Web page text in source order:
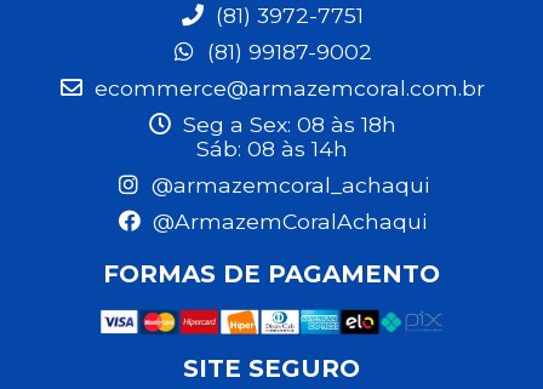
(81) 3972-7751
(81) 99187-9002
ecommerce@armazemcoral.com.br
Seg a Sex: 08 às 18h
Sáb: 08 às 14h
@armazemcoral_achaqui
@ArmazemCoralAchaqui
FORMAS DE PAGAMENTO
SITE SEGURO